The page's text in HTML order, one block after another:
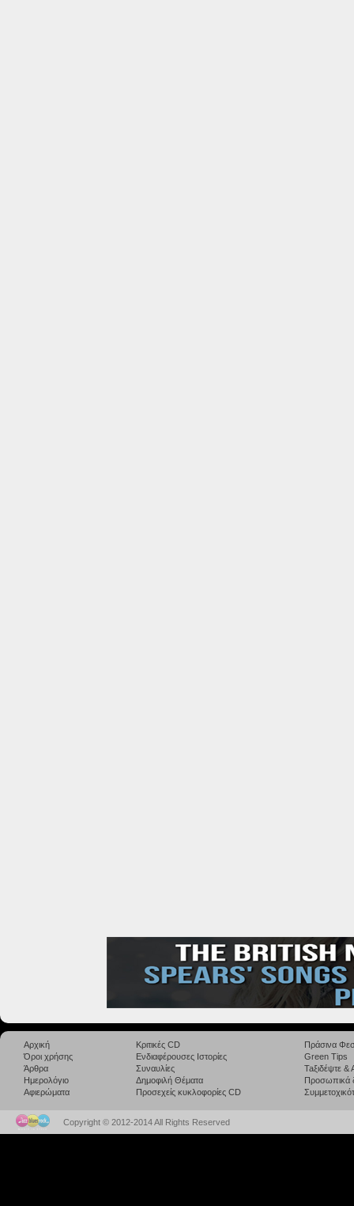
Αρχική
Όροι χρήσης
Άρθρα
Ημερολόγιο
Αφιερώματα
Κριτικές CD
Ενδιαφέρουσες Ιστορίες
Συναυλίες
Δημοφιλή Θέματα
Προσεχείς κυκλοφορίες CD
Πράσινα
Green Tips
Taξιδέψτε
Προσωπικά
Copyright © 2012-2014 All Rights Reserved